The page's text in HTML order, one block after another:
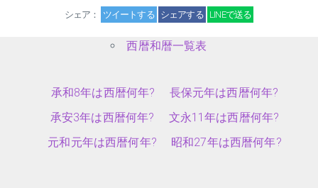
シェア： ツイートする シェアする LINEで送る
西暦和暦一覧表
承和8年は西暦何年?
長保元年は西暦何年?
承安3年は西暦何年?
文永11年は西暦何年?
元和元年は西暦何年?
昭和27年は西暦何年?